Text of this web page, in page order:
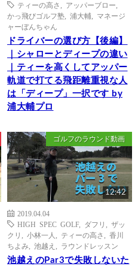
ティーの高さ
アッパーブロー
かっ飛びゴルフ塾
浦大輔
マネージ
ャーぼんちゃん
ドライバーの選び方【後編】
｜シャローとディープの違い
｜ティーを高くしてアッパー
軌道で打てる飛距離重視な人
は「ディープ」一択です by
浦大輔プロ
ゴルフのラウンド動画
12:42
2019.04.04
HIGH SPEC GOLF, ダフリ
ザッ
クリ
小林一人 ティーの高さ
香川
ちよみ
池越え ラウンドレッスン
池越えのPar3で失敗しないた